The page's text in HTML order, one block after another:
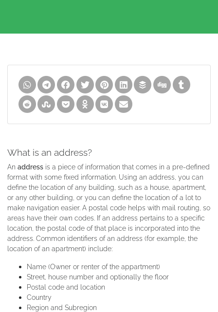
What is an address?
An address is a piece of information that comes in a pre-defined
format with some fixed information. Using an address, you can
define the location of any building, such as a house, apartment,
or any other building, or you can define the location of a lot to
make navigation easier. A postal code helps with mail routing, so
areas have their own codes. If an address pertains to a specific
location, the postal code of that place is incorporated into the
address. Common identifiers of an address (for example, the
location of an apartment) include:
Name (Owner or renter of the appartment)
Street, house number and optionally the floor
Postal code and location
Country
Region and Subregion